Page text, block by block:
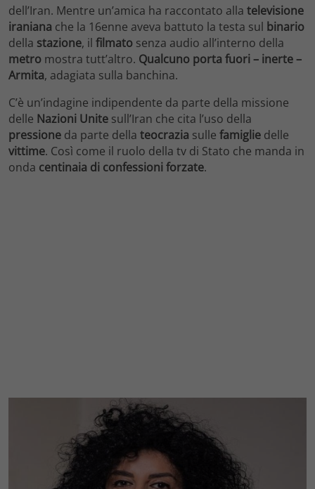
dell’Iran. Mentre un’amica ha raccontato alla televisione
iraniana che la 16enne aveva battuto la testa sul binario
della stazione, il filmato senza audio all’interno della
metro mostra tutt’altro. Qualcuno porta fuori – inerte –
Armita, adagiata sulla banchina.
C’è un’indagine indipendente da parte della missione
delle Nazioni Unite sull’Iran che cita l’uso della
pressione da parte della teocrazia sulle famiglie delle
vittime. Così come il ruolo della tv di Stato che manda in
onda centinaia di confessioni forzate.